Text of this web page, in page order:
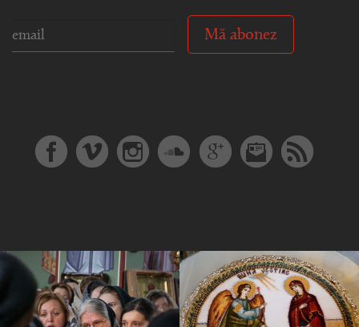
Mă abonez